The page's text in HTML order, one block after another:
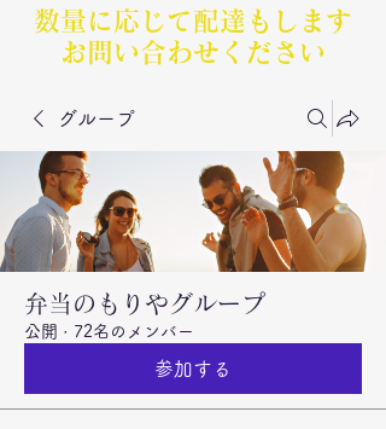
数量に応じて配達もします​
お問い合わせください
グループ
弁当のもりやグループ
公開 · 72名のメンバー
参加する